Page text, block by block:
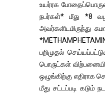
உயர்ரக
நபர்கள்* மீது *8
அவர்களிடமிருந்து
பறிமுதல்
பொருட்கள்
ஒழுங்கிற்கு எதிராக
மீது சட்டப்படி கடும்